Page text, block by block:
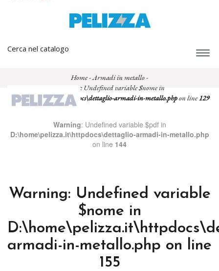
Cerca nel catalogo
Home-Armadi in metallo-
: Undefined variable $nome in
D:\home\pelizza.it\httpdocs\dettaglio-armadi-in-metallo.phpon line129
Warning: Undefined variable $pdf in
D:\home\pelizza.it\httpdocs\dettaglio-armadi-in-metallo.php
on line 144
Warning: Undefined variable
$nome in
armadi-in-metallo.php on line
155